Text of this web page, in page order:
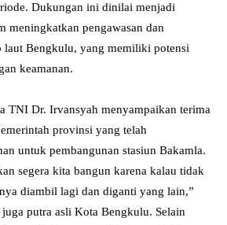
Dukungan ini dinilai menjadi
meningkatkan pengawasan dan
laut Bengkulu, yang memiliki potensi
keamanan.
TNI Dr. Irvansyah menyampaikan terima
provinsi yang telah
untuk pembangunan stasiun Bakamla.
segera kita bangun karena kalau tidak
diambil lagi dan diganti yang lain,”
putra asli Kota Bengkulu. Selain